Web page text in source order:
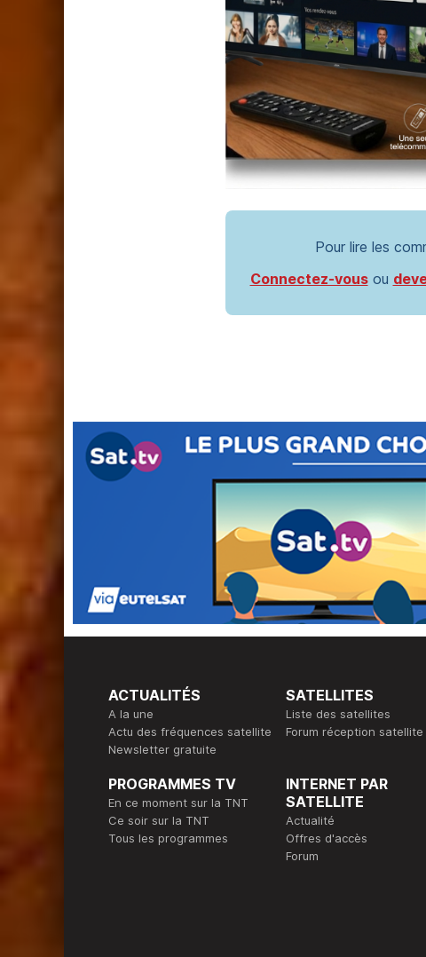
Pour lire les
Connectez-vousou
ACTUALITÉS
A la une
Actu des fréquences satellite
Newsletter gratuite
SATELLITES
Liste des satellites
Forum réception satellite
PROGRAMMES TV
En ce moment sur la TNT
Ce soir sur la TNT
Tous les programmes
INTERNET PAR
SATELLITE
Actualité
Offres d'accès
Forum